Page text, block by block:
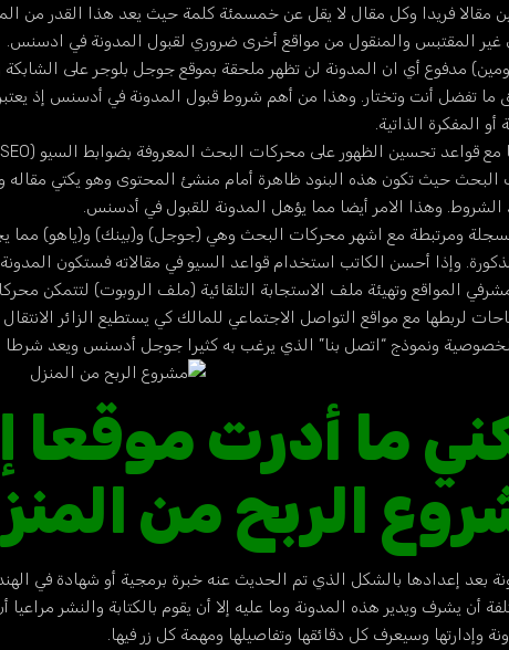
مقالا فريدا وكل مقال لا يقل عن خمسمئة كلمة حيث يعد هذا القدر من
غير المقتبس والمنقول من مواقع أخرى ضروري لقبول المدونة في ادسنس.
مدفوع أي ان المدونة لن تظهر ملحقة بموقع جوجل بلوجر على الشابكة
ما تفضل أنت وتختار. وهذا من أهم شروط قبول المدونة في أدسنس إذ
المفكرة الذاتية.
البحث حيث تكون هذه البنود ظاهرة أمام منشئ المحتوى وهو يكتي مقاله
الشروط. وهذا الامر أيضا مما يؤهل المدونة للقبول في أدسنس.
ومرتبطة مع اشهر محركات البحث وهي (جوجل) و(بينك) و(ياهو) مما
وإذا أحسن الكاتب استخدام قواعد السيو في مقالاته فستكون
المواقع وتهيئة ملف الاستجابة التلقائية (ملف الروبوت) لتتمكن
لربطها مع مواقع التواصل الاجتماعي للمالك كي يستطيع الزائر
ونموذج “اتصل بنا” الذي يرغب به كثيرا جوجل أدسنس ويعد شرطا
ما أدرت موقعا
الربح من
بعد إعدادها بالشكل الذي تم الحديث عنه خبرة برمجية أو شهادة في
أن يشرف ويدير هذه المدونة وما عليه إلا أن يقوم بالكتابة والنشر
وإدارتها وسيعرف كل دقائقها وتفاصيلها ومهمة كل زر فيها.